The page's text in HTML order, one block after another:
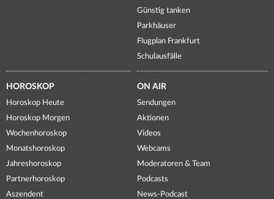
Günstig tanken
Parkhäuser
Flugplan Frankfurt
Schulausfälle
HOROSKOP
Horoskop Heute
Horoskop Morgen
Wochenhoroskop
Monatshoroskop
Jahreshoroskop
Partnerhoroskop
Aszendent
ON AIR
Sendungen
Aktionen
Videos
Webcams
Moderatoren & Team
Podcasts
News-Podcast